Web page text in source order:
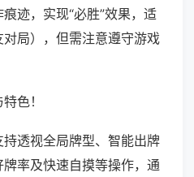
迹，实现“必胜”效果，适
局），但需注意遵守游戏
色！
透视全局牌型、智能出牌
率及快速自摸等操作，通